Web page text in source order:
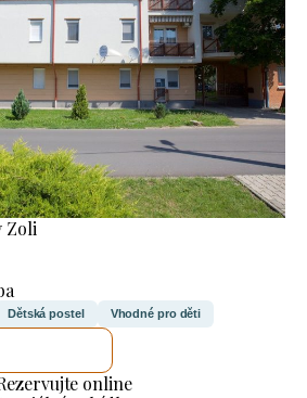
Zoli
Dětská postel Vhodné pro děti
online